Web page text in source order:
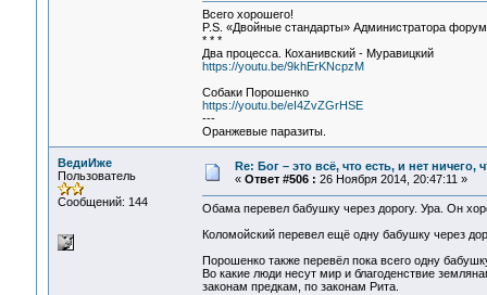
Всего хорошего!
P.S. «Двойные стандарты» Администратора
* * *
Два процесса. Коханивский - Муравицкий
https://youtu.be/9khErKNcpzM
Собаки Порошенко
https://youtu.be/eI4ZvZGrHSE
---
Оранжевые паразиты.
ВедиИже
Пользователь
Сообщений: 144
Re: Бог – это всё, что есть, и нет
« Ответ #506 : 26 Ноября 2014, 20:47:11 »
Обама перевел бабушку через дорогу. Ура. Он
Коломойский перевел ещё одну бабушку через
Порошенко также перевёл пока всего одну
Во какие люди несут мир и благоденствие
законам предкам, по законам Рита.